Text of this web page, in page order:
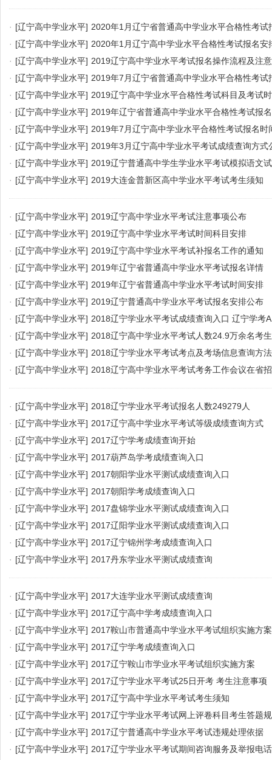
· [辽宁高中学业水平] 2020年1月辽宁省普通高中学业水平合格性考试
· [辽宁高中学业水平] 2020年1月辽宁高中学业水平合格性考试报名安
· [辽宁高中学业水平] 2019辽宁高中学业水平考试报名操作流程及注
· [辽宁高中学业水平] 2019年7月辽宁省普通高中学业水平合格性考试
· [辽宁高中学业水平] 2019辽宁高中学业水平合格性考试科目及考试
· [辽宁高中学业水平] 2019年辽宁省普通高中学业水平合格性考试报
· [辽宁高中学业水平] 2019年7月辽宁高中学业水平合格性考试报名时
· [辽宁高中学业水平] 2019年3月辽宁高中学业水平考试成绩查询方式
· [辽宁高中学业水平] 2019辽宁普通高中学生学业水平考试模拟语文
· [辽宁高中学业水平] 2019大连金普新区高中学业水平考试考生须知
· [辽宁高中学业水平] 2019辽宁高中学业水平考试注意事项公布
· [辽宁高中学业水平] 2019辽宁高中学业水平考试时间科目安排
· [辽宁高中学业水平] 2019辽宁高中学业水平考试补报名工作的通知
· [辽宁高中学业水平] 2019年辽宁省普通高中学业水平考试报名详情
· [辽宁高中学业水平] 2019年辽宁省普通高中学业水平考试时间安排
· [辽宁高中学业水平] 2019辽宁普通高中学业水平考试报名安排公布
· [辽宁高中学业水平] 2018辽宁学业水平考试成绩查询入口 辽宁学考
· [辽宁高中学业水平] 2018辽宁高中学业水平考试人数24.9万余名考生
· [辽宁高中学业水平] 2018辽宁学业水平考试考点及考场信息查询方法
· [辽宁高中学业水平] 2018辽宁高中学业水平考试考务工作会议在省
· [辽宁高中学业水平] 2018辽宁学业水平考试报名人数249279人
· [辽宁高中学业水平] 2017辽宁高中学业水平考试等级成绩查询方式
· [辽宁高中学业水平] 2017辽宁学考成绩查询开始
· [辽宁高中学业水平] 2017葫芦岛学考成绩查询入口
· [辽宁高中学业水平] 2017朝阳学业水平测试成绩查询入口
· [辽宁高中学业水平] 2017朝阳学考成绩查询入口
· [辽宁高中学业水平] 2017盘锦学业水平测试成绩查询入口
· [辽宁高中学业水平] 2017辽阳学业水平测试成绩查询入口
· [辽宁高中学业水平] 2017辽宁锦州学考成绩查询入口
· [辽宁高中学业水平] 2017丹东学业水平测试成绩查询
· [辽宁高中学业水平] 2017大连学业水平测试成绩查询
· [辽宁高中学业水平] 2017辽宁高中学考成绩查询入口
· [辽宁高中学业水平] 2017鞍山市普通高中学业水平考试组织实施方案
· [辽宁高中学业水平] 2017辽宁学考成绩查询入口
· [辽宁高中学业水平] 2017辽宁鞍山市学业水平考试组织实施方案
· [辽宁高中学业水平] 2017辽宁学业水平考试25日开考 考生注意事项
· [辽宁高中学业水平] 2017辽宁高中学业水平考试考生须知
· [辽宁高中学业水平] 2017辽宁学业水平考试网上评卷科目考生答题
· [辽宁高中学业水平] 2017辽宁普通高中学业水平考试违规处理依据
· [辽宁高中学业水平] 2017辽宁学业水平考试期间咨询服务及举报电话